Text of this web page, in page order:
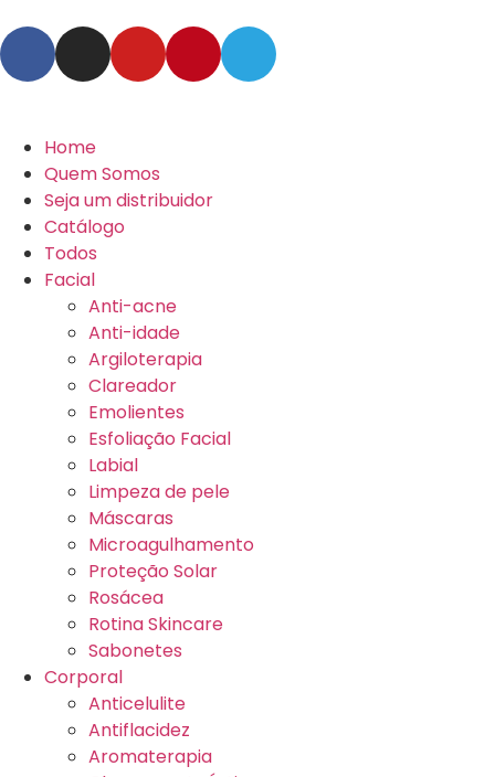
Home
Quem Somos
Seja um distribuidor
Catálogo
Todos
Facial
Anti-acne
Anti-idade
Argiloterapia
Clareador
Emolientes
Esfoliação Facial
Labial
Limpeza de pele
Máscaras
Microagulhamento
Proteção Solar
Rosácea
Rotina Skincare
Sabonetes
Corporal
Anticelulite
Antiflacidez
Aromaterapia